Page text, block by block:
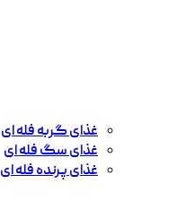
غذای گربه فله ای
غذای سگ فله ای
غذای پرنده فله ای